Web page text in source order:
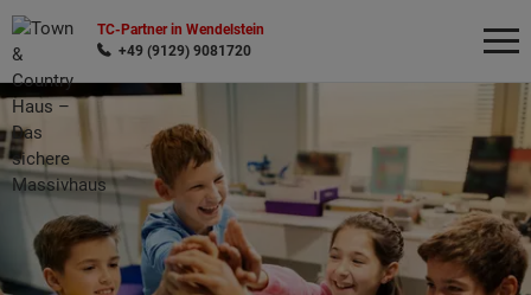
TC-Partner in Wendelstein
+49 (9129) 9081720
Wonach möchten Sie suchen?